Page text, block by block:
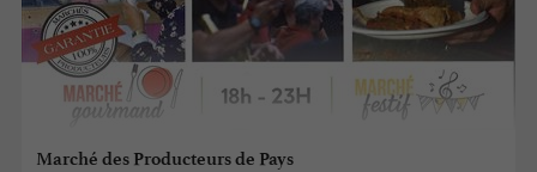
Marché des Producteurs de Pays